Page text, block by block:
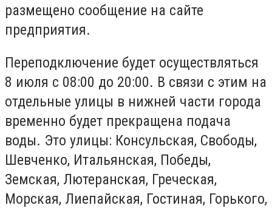
размещено сообщение на сайте
предприятия.
Переподключение будет осуществляться
8 июля с 08:00 до 20:00. В связи с этим на
отдельные улицы в нижней части города
временно будет прекращена подача
воды. Это улицы: Консульская, Свободы,
Шевченко, Итальянская, Победы,
Земская, Лютеранская, Греческая,
Морская, Лиепайская, Гостиная, Горького,